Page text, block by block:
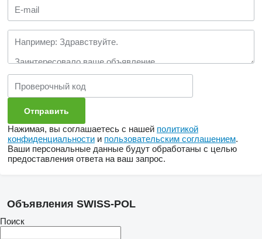
Нажимая, вы соглашаетесь с нашей политикой
конфиденциальности и пользовательским соглашением.
Ваши персональные данные будут обработаны с целью
предоставления ответа на ваш запрос.
Объявления SWISS-POL
Поиск